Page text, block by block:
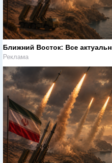
Ближний Восток: Все
Реклама